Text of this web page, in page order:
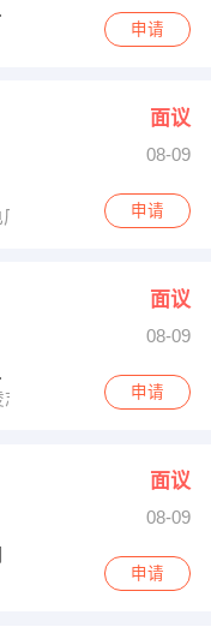
司
申请
面议
08-09
厂动力路1号
申请
面议
08-09
司
手机卖场旁
申请
面议
08-09
申请